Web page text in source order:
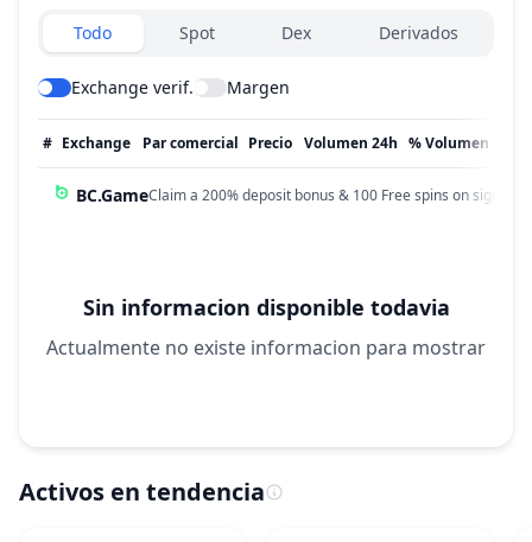
Exchanges type
Todo Spot Dex Derivados
Exchange verif. Margen
# Exchange Par comercial Precio Volumen 24h % Volumen
BC.GameClaim a 200% deposit bonus & 100 Free spins on sign up!
Sin informacion disponible todavia
Actualmente no existe informacion para mostrar
Activos en tendencia